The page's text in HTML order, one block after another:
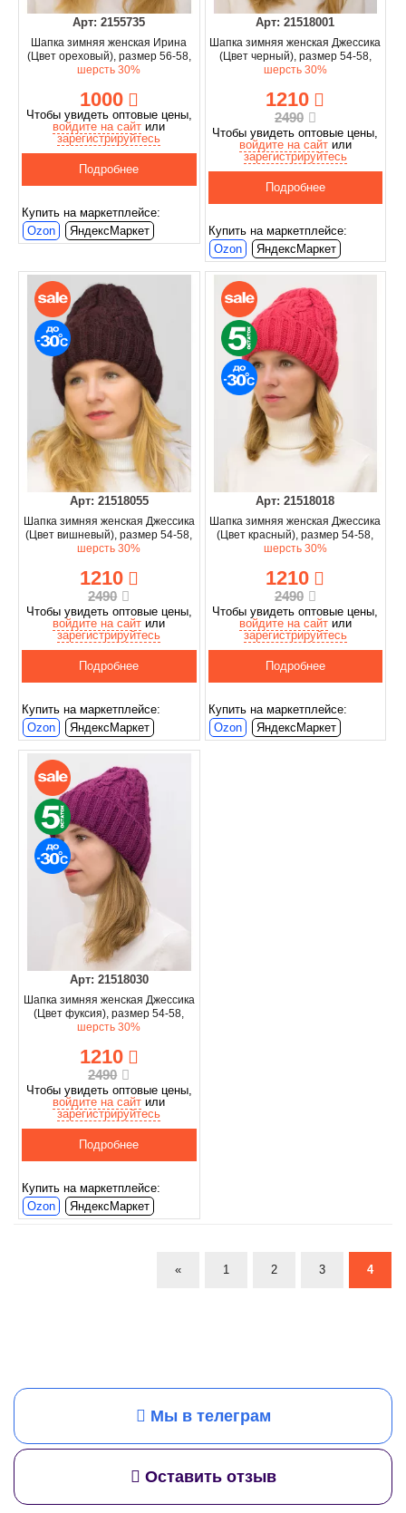
Арт: 2155735
Шапка зимняя женская Ирина
(Цвет ореховый), размер 56-58,
шерсть 30%
1000
Чтобы увидеть оптовые цены,
войдите на сайт или
зарегистрируйтесь
Подробнее
Купить на маркетплейсе:
Ozon
ЯндексМаркет
Арт: 21518001
Шапка зимняя женская Джессика
(Цвет черный), размер 54-58,
шерсть 30%
1210
2490
Чтобы увидеть оптовые цены,
войдите на сайтили
зарегистрируйтесь
Подробнее
Купить на маркетплейсе:
Ozon
ЯндексМаркет
Арт: 21518055
Шапка зимняя женская Джессика
(Цвет вишневый), размер 54-58,
шерсть 30%
1210
2490
Чтобы увидеть оптовые цены,
войдите на сайт или
зарегистрируйтесь
Подробнее
Купить на маркетплейсе:
Ozon
ЯндексМаркет
Арт: 21518018
Шапка зимняя женская Джессика
(Цвет красный), размер 54-58,
шерсть 30%
1210
2490
Чтобы увидеть оптовые цены,
войдите на сайтили
зарегистрируйтесь
Подробнее
Купить на маркетплейсе:
Ozon
ЯндексМаркет
Арт: 21518030
Шапка зимняя женская Джессика
(Цвет фуксия), размер 54-58,
шерсть 30%
1210
2490
Чтобы увидеть оптовые цены,
войдите на сайт или
зарегистрируйтесь
Подробнее
Купить на маркетплейсе:
Ozon
ЯндексМаркет
« 1 2 3 4
Мы в телеграм
Оставить отзыв